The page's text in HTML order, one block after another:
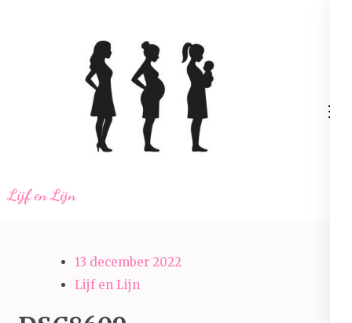
Lijf en Lijn
13 december 2022
Lijf en Lijn